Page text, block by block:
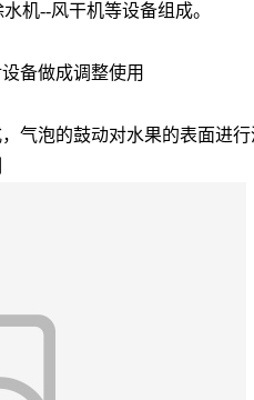
机--风干机等设备组成。
备做成调整使用
气泡的鼓动对水果的表面进